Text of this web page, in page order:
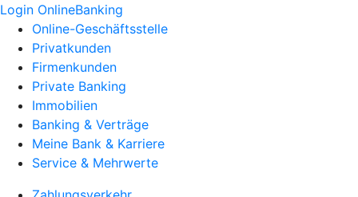
Login OnlineBanking
Online-Geschäftsstelle
Privatkunden
Firmenkunden
Private Banking
Immobilien
Banking & Verträge
Meine Bank & Karriere
Service & Mehrwerte